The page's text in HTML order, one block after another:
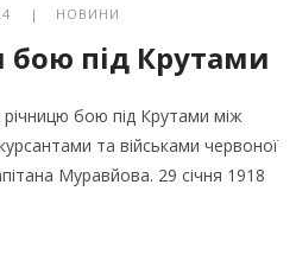
| НОВИНИ
бою під Крутами
бою під Крутами між
та військами червоної
Муравйова. 29 січня 1918